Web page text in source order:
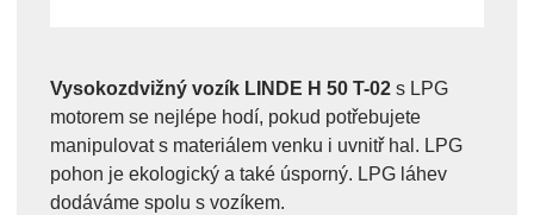
Vysokozdvižný vozík LINDE H 50 T-02 s LPG
motorem se nejlépe hodí, pokud potřebujete
manipulovat s materiálem venku i uvnitř hal. LPG
pohon je ekologický a také úsporný. LPG láhev
dodáváme spolu s vozíkem.